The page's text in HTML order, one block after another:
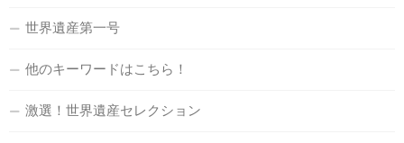
世界遺産第一号
他のキーワードはこちら！
激選！世界遺産セレクション